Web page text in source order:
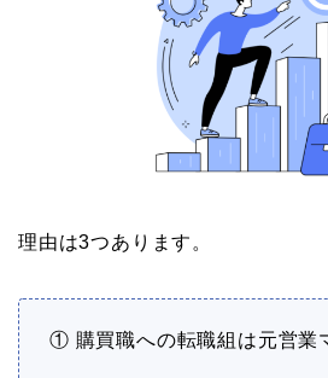
理由は3つあります。
① 購買職への転職組は元営業